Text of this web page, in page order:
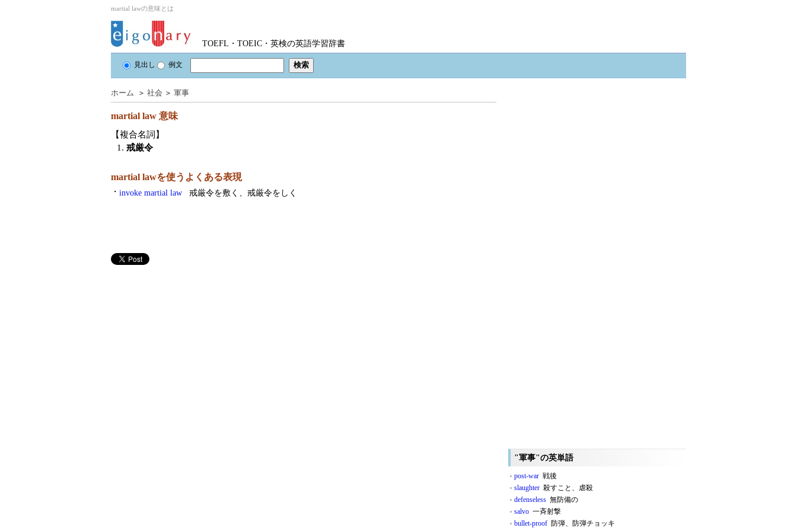
martial lawの意味とは
TOEFL・TOEIC・英検の英語学習辞書
見出し 例文
ホーム ＞ 社会 ＞ 軍事
martial law 意味
【複合名詞】
1. 戒厳令
martial lawを使うよくある表現
・ invoke martial law 戒厳令を敷く、戒厳令をしく
"軍事"の英単語
post-war 戦後
slaughter 殺すこと、虐殺
defenseless 無防備の
salvo 一斉射撃
bullet-proof 防弾、防弾チョッキ